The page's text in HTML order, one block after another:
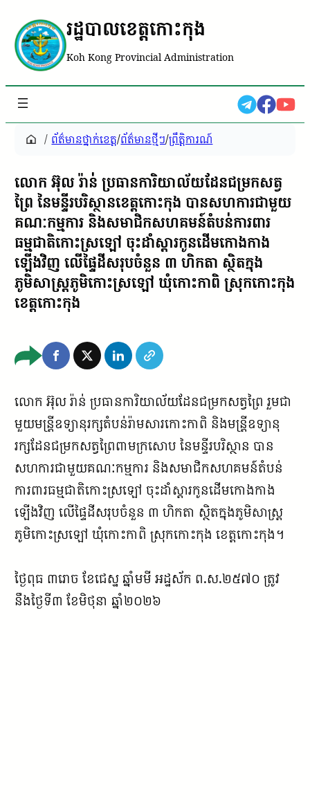
រដ្ឋបាលខេត្តកោះកុង
Koh Kong Provincial Administration
/ ព័ត៌មានថ្នាក់ខេត្ត/ព័ត៌មានថ្មីៗ/ព្រឹត្តិការណ៍
លោក អ៊ុល រ៉ាន់ ប្រធានការិយាល័យដែនជម្រកសត្វ
ព្រៃ នៃមន្ទីរបរិស្ថានខេត្តកោះកុង បានសហការជាមួយ
គណៈកម្មការ និងសមាជិកសហគមន៍តំបន់ការពារ
ធម្មជាតិកោះស្រឡៅ ចុះដាំស្តារកូនដើមកោងកាង
ឡើងវិញ លើផ្ទៃដីសរុបចំនួន ៣ ហិកតា ស្ថិតក្នុង
ភូមិសាស្ត្រភូមិកោះស្រឡៅ ឃុំកោះកាពិ ស្រុកកោះកុង
ខេត្តកោះកុង
លោក អ៊ុល រ៉ាន់ ប្រធានការិយាល័យដែនជម្រកសត្វព្រៃ រួមជា
មួយមន្ត្រីឧទ្យានុរក្សតំបន់រ៉ាមសារកោះកាពិ និងមន្ត្រីឧទ្យានុ
រក្សដែនជម្រកសត្វព្រៃពាមក្រសោប នៃមន្ទីរបរិស្ថាន បាន
សហការជាមួយគណៈកម្មការ និងសមាជិកសហគមន៍តំបន់
ការពារធម្មជាតិកោះស្រឡៅ ចុះដាំស្តារកូនដើមកោងកាង
ឡើងវិញ លើផ្ទៃដីសរុបចំនួន ៣ ហិកតា ស្ថិតក្នុងភូមិសាស្ត្រ
ភូមិកោះស្រឡៅ ឃុំកោះកាពិ ស្រុកកោះកុង ខេត្តកោះកុង។
ថ្ងៃពុធ ៣រោច ខែជេស្ឋ ឆ្នាំមមី អដ្ឋស័ក ព.ស.២៥៧០ ត្រូវ
នឹងថ្ងៃទី៣ ខែមិថុនា ឆ្នាំ២០២៦